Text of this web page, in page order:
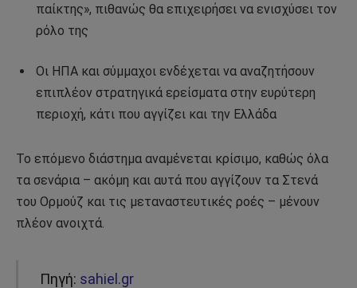
παίκτης», πιθανώς θα επιχειρήσει να ενισχύσει τον
ρόλο της
Οι ΗΠΑ και σύμμαχοι ενδέχεται να αναζητήσουν
επιπλέον στρατηγικά ερείσματα στην ευρύτερη
περιοχή, κάτι που αγγίζει και την Ελλάδα
Το επόμενο διάστημα αναμένεται κρίσιμο, καθώς όλα
τα σενάρια – ακόμη και αυτά που αγγίζουν τα Στενά
του Ορμούζ και τις μεταναστευτικές ροές – μένουν
πλέον ανοιχτά.
Πηγή: sahiel.gr